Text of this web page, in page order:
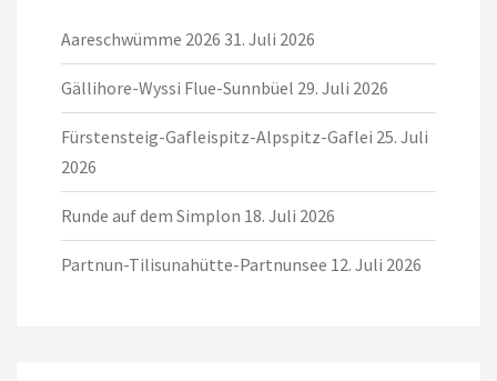
Aareschwümme 2026 31. Juli 2026
Gällihore-Wyssi Flue-Sunnbüel 29. Juli 2026
Fürstensteig-Gafleispitz-Alpspitz-Gaflei 25. Juli
2026
Runde auf dem Simplon 18. Juli 2026
Partnun-Tilisunahütte-Partnunsee 12. Juli 2026